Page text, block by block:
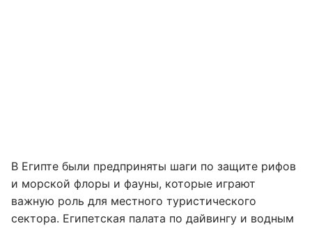
В Египте были предприняты шаги по защите рифов
и морской флоры и фауны, которые играют
важную роль для местного туристического
сектора. Египетская палата по дайвингу и водным